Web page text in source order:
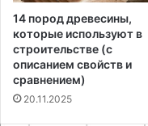
14 пород древесины,
которые используют в
строительстве (с
описанием свойств и
сравнением)
20.11.2025